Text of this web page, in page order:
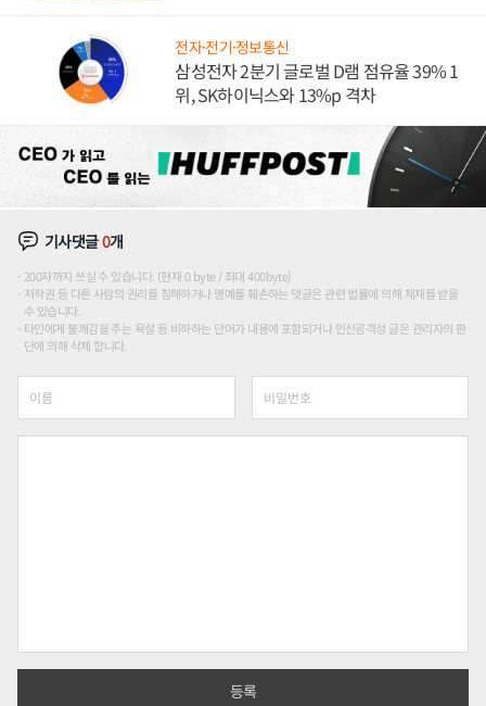
전자·전기·정보통신
삼성전자 2분기 글로벌 D램 점유율 39% 1
위, SK하이닉스와 13%p 격차
기사댓글0개
200자까지 쓰실 수 있습니다. (현재 0 byte / 최대 400byte)
저작권 등 다른 사람의 권리를 침해하거나 명예를 훼손하는 댓글은 관련 법률에 의해 제재를 받을
수 있습니다.
타인에게 불쾌감을 주는 욕설 등 비하하는 단어가 내용에 포함되거나 인신공격성 글은 관리자의 판
단에 의해 삭제 합니다.